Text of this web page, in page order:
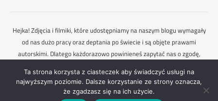
Hejka! Zdjęcia i filmiki, które udostępniamy na naszym blogu wymagały
od nas dużo pracy oraz deptania po świecie i są objęte prawami
autorskimi. Dlatego każdorazowo powinieneś zapytać nas o zgodę,
Kontakt
Ashe Motyw przezWP Royal.
Ta strona korzysta z ciasteczek aby świadczyć usługi na
najwyższym poziomie. Dalsze korzystanie ze strony oznacza,
że zgadzasz się na ich użycie.